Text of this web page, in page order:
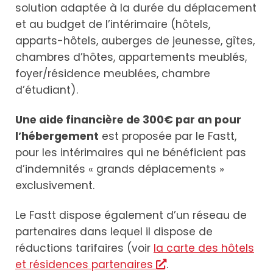
solution adaptée à la durée du déplacement
et au budget de l’intérimaire (hôtels,
apparts-hôtels, auberges de jeunesse, gîtes,
chambres d’hôtes, appartements meublés,
foyer/résidence meublées, chambre
d’étudiant).
Une aide financière de 300€ par an pour
l’hébergement est proposée par le Fastt,
pour les intérimaires qui ne bénéficient pas
d’indemnités « grands déplacements »
exclusivement.
Le Fastt dispose également d’un réseau de
partenaires dans lequel il dispose de
réductions tarifaires (voir la carte des hôtels
et résidences partenaires
.